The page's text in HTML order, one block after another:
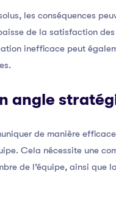
les conséquences
de la satisfaction
inefficace peut
angle
de manière
Cela nécessite une
de l’équipe, ainsi que